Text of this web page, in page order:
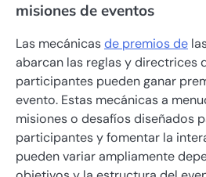
misiones de eventos
Las mecánicasde premios de
abarcan las reglas y directrices
participantes pueden ganar
evento. Estas mecánicas a
misiones o desafíos diseñados
participantes y fomentar la
pueden variar ampliamente